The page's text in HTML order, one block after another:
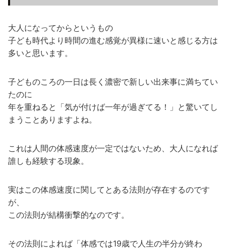
大人になってからというもの
子ども時代より時間の進む感覚が異様に速いと感じる方は
多いと思います。
子どものころの一日は長く濃密で新しい出来事に満ちてい
たのに
年を重ねると「気が付けば一年が過ぎてる！」と驚いてし
まうことありますよね。
これは人間の体感速度が一定ではないため、大人になれば
誰しも経験する現象。
実はこの体感速度に関してとある法則が存在するのです
が、
この法則が結構衝撃的なのです。
その法則によれば「体感では19歳で人生の半分が終わ